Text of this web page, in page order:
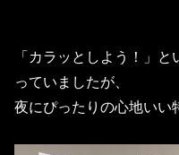
「カラッとしよう！」
っていましたが、
夜にぴったりの心地いい